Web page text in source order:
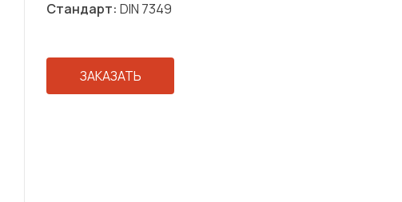
Стандарт: DIN 7349
ЗАКАЗАТЬ